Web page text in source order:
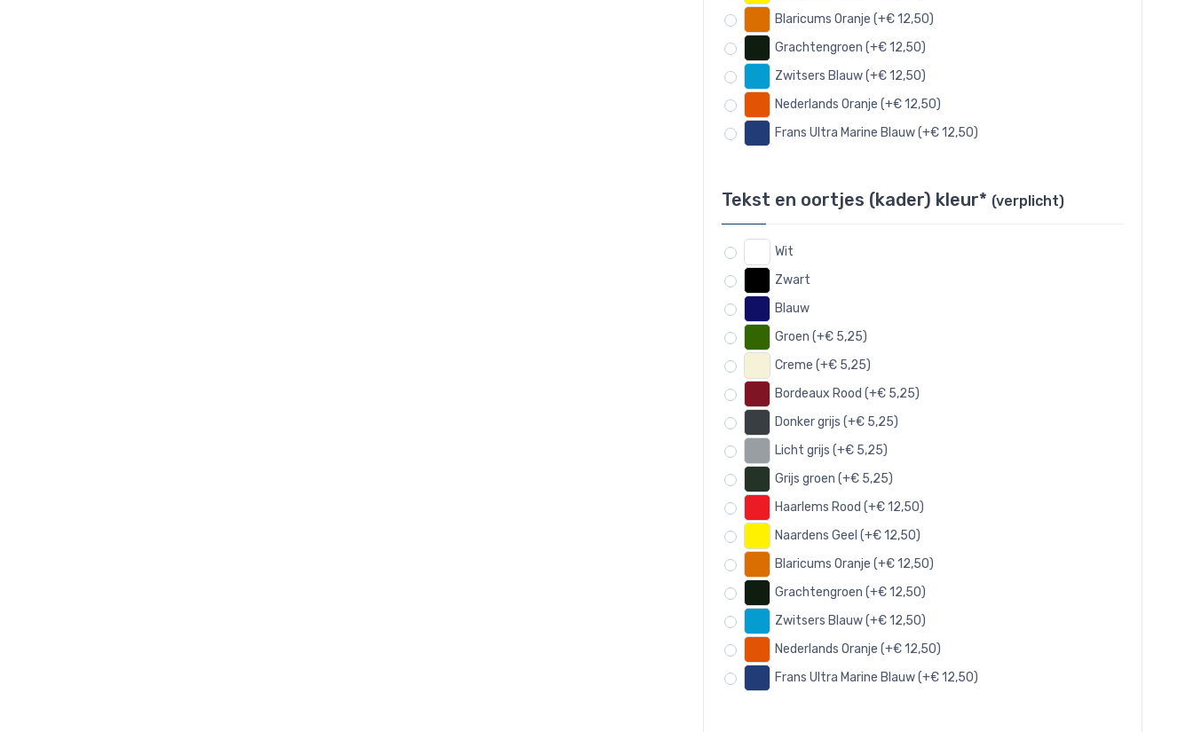
Blaricums Oranje (+€ 12,50)
Grachtengroen (+€ 12,50)
Zwitsers Blauw (+€ 12,50)
Nederlands Oranje (+€ 12,50)
Frans Ultra Marine Blauw (+€ 12,50)
Tekst en oortjes (kader) kleur* (verplicht)
Wit
Zwart
Blauw
Groen (+€ 5,25)
Creme (+€ 5,25)
Bordeaux Rood (+€ 5,25)
Donker grijs (+€ 5,25)
Licht grijs (+€ 5,25)
Grijs groen (+€ 5,25)
Haarlems Rood (+€ 12,50)
Naardens Geel (+€ 12,50)
Blaricums Oranje (+€ 12,50)
Grachtengroen (+€ 12,50)
Zwitsers Blauw (+€ 12,50)
Nederlands Oranje (+€ 12,50)
Frans Ultra Marine Blauw (+€ 12,50)